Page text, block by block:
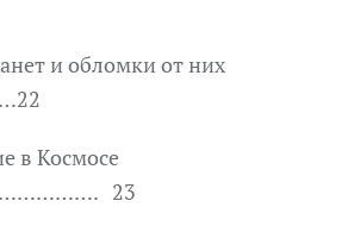
и обломки от них
…22
в Космосе
23